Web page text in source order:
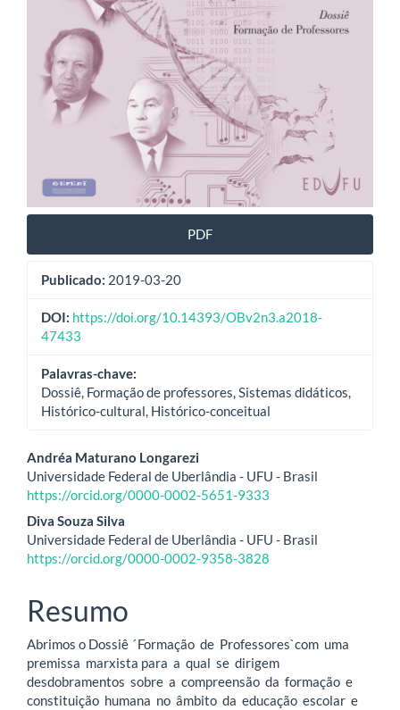
PDF
Publicado: 2019-03-20
DOI: https://doi.org/10.14393/OBv2n3.a2018-
47433
Palavras-chave:
Dossiê, Formação de professores, Sistemas didáticos,
Histórico-cultural, Histórico-conceitual
Conteúdo
do
artigo
principal
Andréa Maturano Longarezi
Universidade Federal de Uberlândia - UFU - Brasil
https://orcid.org/0000-0002-5651-9333
Diva Souza Silva
Universidade Federal de Uberlândia - UFU - Brasil
https://orcid.org/0000-0002-9358-3828
Resumo
Abrimos o Dossiê ́Formação de Professores`com uma
premissa marxista para a qual se dirigem
desdobramentos sobre a compreensão da formação e
constituição humana no âmbito da educação escolar e